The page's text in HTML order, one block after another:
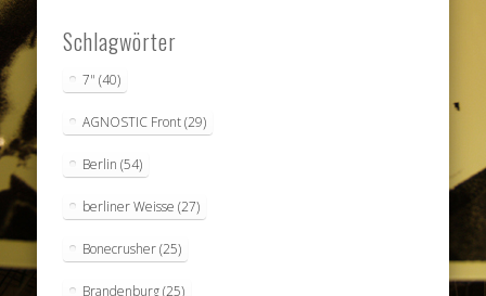
Schlagwörter
7" (40)
AGNOSTIC Front(29)
Berlin (54)
berliner Weisse (27)
Bonecrusher(25)
Brandenburg(25)